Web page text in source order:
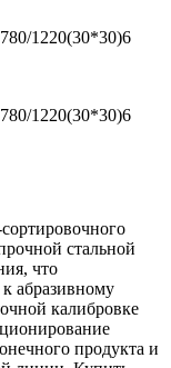
1220(30*30)6
1220(30*30)6
стальной
что
абразивному
калибровке
продукта и